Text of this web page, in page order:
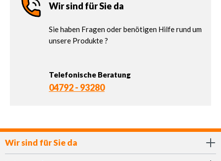
Wir sind für Sie da
Sie haben Fragen oder benötigen Hilfe rund um
unsere Produkte ?
Telefonische Beratung
04792 - 93280
Wir sind für Sie da